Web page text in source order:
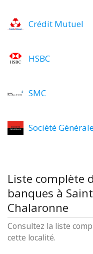
Crédit Mutuel
HSBC
SMC
Société
Liste complète
banques à
Chalaronne
Consultez la liste
cette localité.